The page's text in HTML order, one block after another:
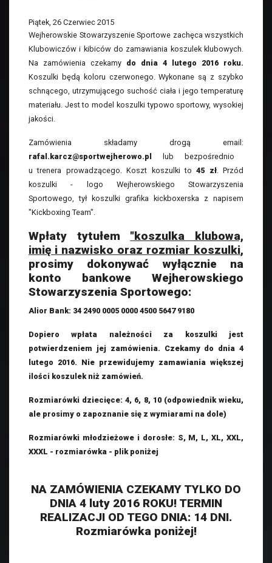
Piątek, 26 Czerwiec 2015
Wejherowskie Stowarzyszenie Sportowe zachęca wszystkich
Klubowiczów i kibiców do zamawiania koszulek klubowych.
Na zamówienia czekamy do dnia 4 lutego 2016 roku.
Koszulki będą koloru czerwonego. Wykonane są z szybko
schnącego, utrzymującego suchość ciała i jego temperaturę
materiału. Jest to model koszulki typowo sportowy, wysokiej
jakości.
Zamówienia składamy drogą email:
rafal.karcz@sportwejherowo.pl lub bezpośrednio
u trenera prowadzącego. Koszt koszulki to45 zł. Przód
koszulki - logo Wejherowskiego Stowarzyszenia
Sportowego, tył koszulki grafika kickboxerska z napisem
"Kickboxing Team".
Wpłaty tytułem "koszulka klubowa,
imię i nazwisko oraz rozmiar koszulki,
prosimy dokonywać wyłącznie na
konto bankowe Wejherowskiego
Stowarzyszenia Sportowego:
Alior Bank: 34 2490 0005 0000 4500 5647 9180
Dopiero wpłata należności za koszulki jest
potwierdzeniem jej zamówienia. Czekamy do dnia 4
lutego 2016. Nie przewidujemy zamawiania większej
ilości koszulek niż zamówień.
Rozmiarówki dziecięce: 4, 6, 8, 10 (odpowiednik wieku,
ale prosimy o zapoznanie się z wymiarami na dole)
Rozmiarówki młodzieżowe i dorosłe: S, M, L, XL, XXL,
XXXL - rozmiarówka - plik poniżej
NA ZAMÓWIENIA CZEKAMY TYLKO DO
DNIA 4 luty 2016 ROKU! TERMIN
REALIZACJI OD TEGO DNIA: 14 DNI.
Rozmiarówka poniżej!